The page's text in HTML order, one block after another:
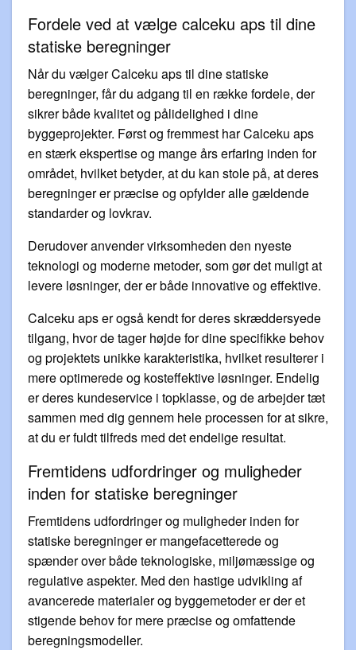
Fordele ved at vælge calceku aps til dine
statiske beregninger
Når du vælger Calceku aps til dine statiske
beregninger, får du adgang til en række fordele, der
sikrer både kvalitet og pålidelighed i dine
byggeprojekter. Først og fremmest har Calceku aps
en stærk ekspertise og mange års erfaring inden for
området, hvilket betyder, at du kan stole på, at deres
beregninger er præcise og opfylder alle gældende
standarder og lovkrav.
Derudover anvender virksomheden den nyeste
teknologi og moderne metoder, som gør det muligt at
levere løsninger, der er både innovative og effektive.
Calceku aps er også kendt for deres skræddersyede
tilgang, hvor de tager højde for dine specifikke behov
og projektets unikke karakteristika, hvilket resulterer i
mere optimerede og kosteffektive løsninger. Endelig
er deres kundeservice i topklasse, og de arbejder tæt
sammen med dig gennem hele processen for at sikre,
at du er fuldt tilfreds med det endelige resultat.
Fremtidens udfordringer og muligheder
inden for statiske beregninger
Fremtidens udfordringer og muligheder inden for
statiske beregninger er mangefacetterede og
spænder over både teknologiske, miljømæssige og
regulative aspekter. Med den hastige udvikling af
avancerede materialer og byggemetoder er der et
stigende behov for mere præcise og omfattende
beregningsmodeller.